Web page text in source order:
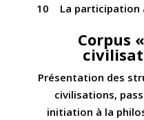
10
La participation
Corpus
Présentation des
civilisations,
initiation à la